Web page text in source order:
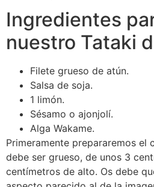
Ingredientes
nuestro Tataki
Filete grueso de atún.
Salsa de soja.
1 limón.
Sésamo o ajonjolí.
Alga Wakame.
Primeramente prepararemos el
debe ser grueso, de unos 3
centímetros de alto. Os debe